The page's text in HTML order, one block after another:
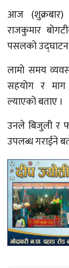
आज (शुक्रबार)
राजकुमार
पसलको
लामो समय
सहयोग र माग
ल्याएको बताए ।
उनले बिजुली र
उपलब्ध गराईने